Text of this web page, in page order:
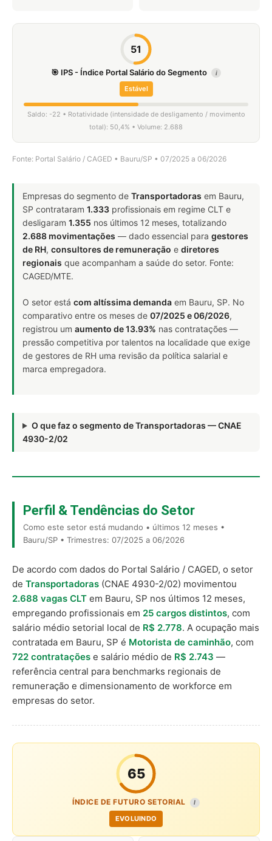
51
🎯 IPS - Índice Portal Salário do Segmento i
Estável
Saldo: -22 • Rotatividade (intensidade de desligamento / movimento
total): 50,4% • Volume: 2.688
Fonte: Portal Salário / CAGED • Bauru/SP • 07/2025 a 06/2026
Empresas do segmento de Transportadoras em Bauru,
SP contrataram 1.333 profissionais em regime CLT e
desligaram 1.355 nos últimos 12 meses, totalizando
2.688 movimentações — dado essencial para gestores
de RH, consultores de remuneração e diretores
regionais que acompanham a saúde do setor. Fonte:
CAGED/MTE.
O setor está com altíssima demanda em Bauru, SP. No
comparativo entre os meses de 07/2025 e 06/2026,
registrou um aumento de 13.93% nas contratações —
pressão competitiva por talentos na localidade que exige
de gestores de RH uma revisão da política salarial e
marca empregadora.
O que faz o segmento de Transportadoras — CNAE
4930-2/02
Perfil & Tendências do Setor
Como este setor está mudando • últimos 12 meses •
Bauru/SP • Trimestres: 07/2025 a 06/2026
De acordo com dados do Portal Salário / CAGED, o setor
de Transportadoras (CNAE 4930-2/02) movimentou
2.688 vagas CLT em Bauru, SP nos últimos 12 meses,
empregando profissionais em 25 cargos distintos, com
salário médio setorial local de R$ 2.778. A ocupação mais
contratada em Bauru, SP é Motorista de caminhão, com
722 contratações e salário médio de R$ 2.743 —
referência central para benchmarks regionais de
remuneração e dimensionamento de workforce em
empresas do setor.
65
ÍNDICE DE FUTURO SETORIAL I
EVOLUINDO